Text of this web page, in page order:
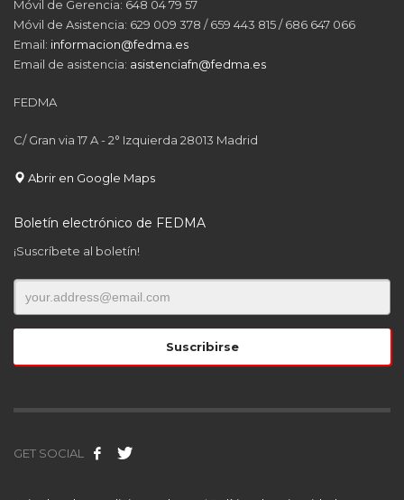
Móvil de Gerencia: 648 04 79 57
Móvil de Asistencia: 629 009 378 / 659 443 815 / 686 647 066
Email: informacion@fedma.es
Email de asistencia: asistenciafn@fedma.es
FEDMA
C/ Gran via 17 A - 2° Izquierda 28013 Madrid
Abrir en Google Maps
Boletín electrónico de FEDMA
¡Suscríbete al boletín!
GET SOCIAL